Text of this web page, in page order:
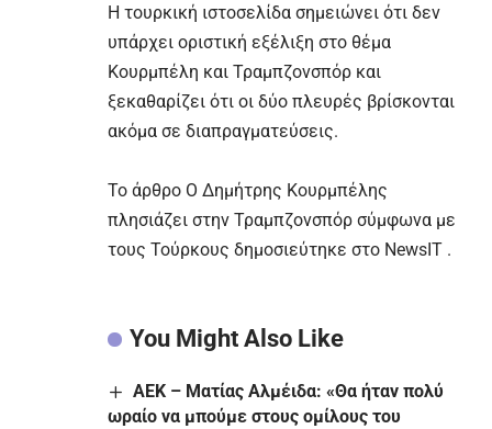
Η τουρκική ιστοσελίδα σημειώνει ότι δεν
υπάρχει οριστική εξέλιξη στο θέμα
Κουρμπέλη και Τραμπζονσπόρ και
ξεκαθαρίζει ότι οι δύο πλευρές βρίσκονται
ακόμα σε διαπραγματεύσεις.
To άρθρο Ο Δημήτρης Κουρμπέλης
πλησιάζει στην Τραμπζονσπόρ σύμφωνα με
τους Τούρκους δημοσιεύτηκε στο NewsIT .
You Might Also Like
ΑΕΚ – Ματίας Αλμέιδα: «Θα ήταν πολύ
ωραίο να μπούμε στους ομίλους του